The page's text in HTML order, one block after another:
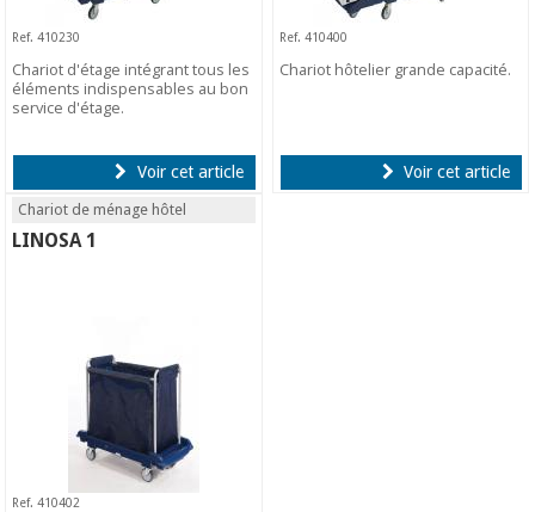
Ref. 410230
Chariot d'étage intégrant tous les
éléments indispensables au bon
service d'étage.
Voir cet article
Ref. 410400
Chariot hôtelier grande capacité.
Voir cet article
Chariot de ménage hôtel
LINOSA 1
Ref. 410402